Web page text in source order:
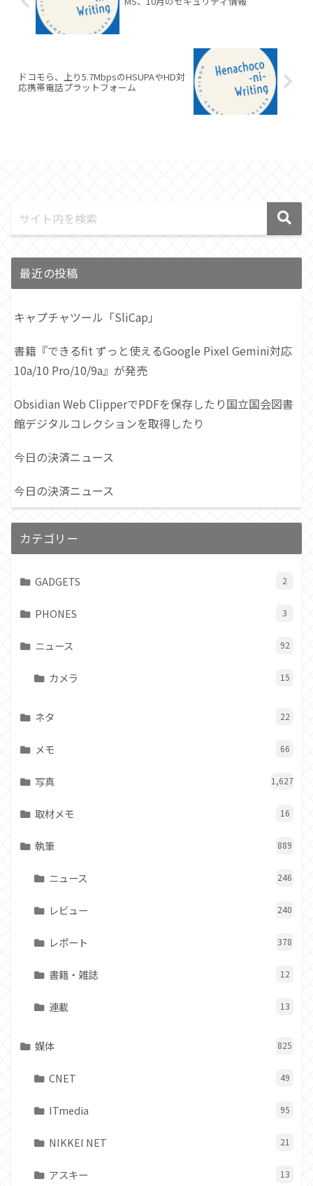
ドコモら、上り5.7MbpsのHSUPAやHD対
応携帯電話プラットフォーム
最近の投稿
キャプチャツール「SliCap」
書籍『できるfit ずっと使えるGoogle Pixel Gemini対応
10a/10 Pro/10/9a』が発売
Obsidian Web ClipperでPDFを保存したり国立国会図書
館デジタルコレクションを取得したり
今日の決済ニュース
今日の決済ニュース
カテゴリー
GADGETS 2
PHONES 3
ニュース 92
カメラ 15
ネタ 22
メモ 66
写真 1,627
取材メモ 16
執筆 889
ニュース 246
レビュー 240
レポート 378
書籍・雑誌 12
連載 13
媒体 825
CNET 49
ITmedia 95
NIKKEI NET 21
アスキー 13